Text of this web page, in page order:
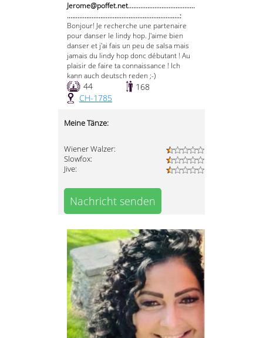
Jerome@poffet.net......................................
................................................................:
Bonjour! Je recherche une partenaire
pour danser le lindy hop. J'aime bien
danser et j'ai fais un peu de salsa mais
jamais du lindy hop donc débutant ! Au
plaisir de faire ta connaissance ! Ich
kann auch deutsch reden ;-)
44
168
CH-1785
Meine Tänze:
Wiener Walzer:
Slowfox:
Jive:
Nachricht senden